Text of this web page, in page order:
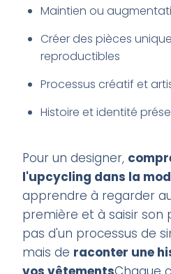
Maintien ou
Créer des pièces
reproductibles
Processus créatif et
Histoire et identité
Pour un designer,
l'upcycling dans la
apprendre à regarder
première et à saisir son
pas d'un processus de
mais de raconter une